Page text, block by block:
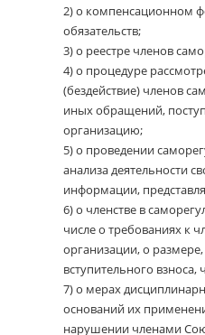
2)о компенсационном
обязательств;
3)о реестре членов
4)о процедуре
(бездействие) членов
иных обращений,
организацию;
5)о проведении
анализа деятельности
информации,
6)о членстве в
числе о требованиях к
организации, о
вступительного взноса,
7)о мерах
оснований их
нарушении членами